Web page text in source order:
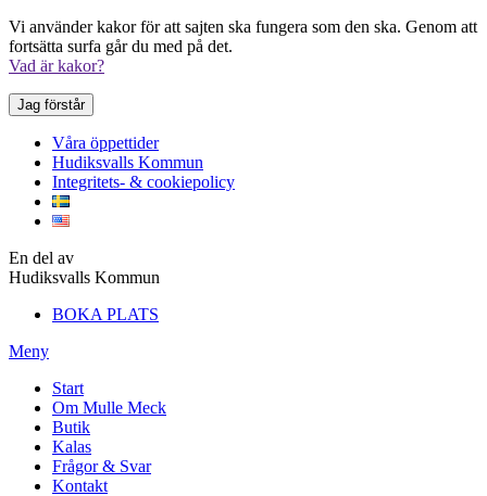
Vi använder kakor för att sajten ska fungera som den ska. Genom att
fortsätta surfa går du med på det.
Vad är kakor?
Jag förstår
Våra öppettider
Hudiksvalls Kommun
Integritets- & cookiepolicy
En del av
Hudiksvalls Kommun
BOKA PLATS
Meny
Start
Om Mulle Meck
Butik
Kalas
Frågor & Svar
Kontakt